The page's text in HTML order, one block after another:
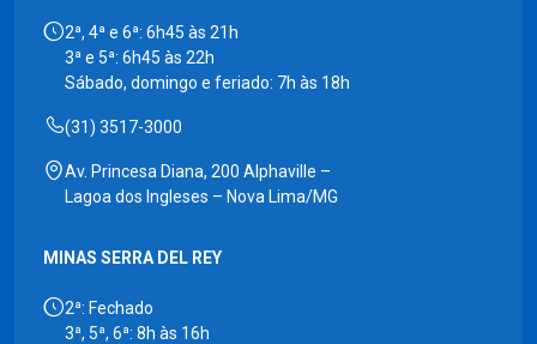
2ª, 4ª e 6ª: 6h45 às 21h
3ª e 5ª: 6h45 às 22h
Sábado, domingo e feriado: 7h às 18h
(31) 3517-3000
Av. Princesa Diana, 200 Alphaville –
Lagoa dos Ingleses – Nova Lima/MG
MINAS SERRA DEL REY
2ª: Fechado
3ª, 5ª, 6ª: 8h às 16h